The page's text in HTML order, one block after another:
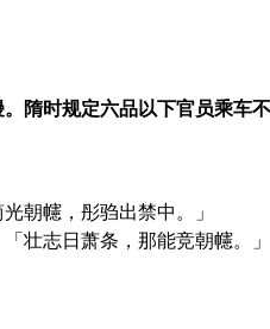
隋时规定六品以下官员乘车
朝幰，彤驺出禁中。」
壮志日萧条，那能竞朝幰。」